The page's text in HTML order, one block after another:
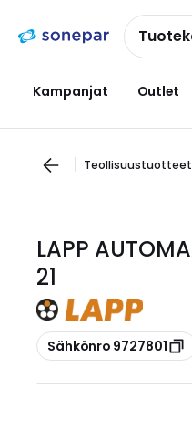
navigointiinsisältöön
Kampanjat Outlet
Teollisuustuotteet
LAPP
21
Kopioi
Sähkönro 9727801